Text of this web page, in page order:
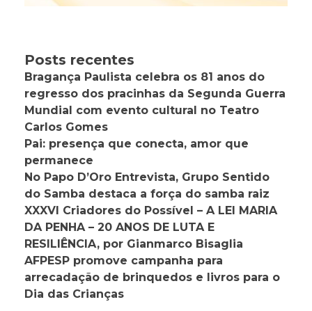
Posts recentes
Bragança Paulista celebra os 81 anos do
regresso dos pracinhas da Segunda Guerra
Mundial com evento cultural no Teatro
Carlos Gomes
Pai: presença que conecta, amor que
permanece
No Papo D’Oro Entrevista, Grupo Sentido
do Samba destaca a força do samba raiz
XXXVI Criadores do Possível – A LEI MARIA
DA PENHA – 20 ANOS DE LUTA E
RESILIÊNCIA, por Gianmarco Bisaglia
AFPESP promove campanha para
arrecadação de brinquedos e livros para o
Dia das Crianças